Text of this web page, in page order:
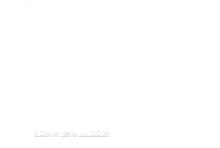
Γ. Σεφέρη, Θήβα, τ.κ. 322 00